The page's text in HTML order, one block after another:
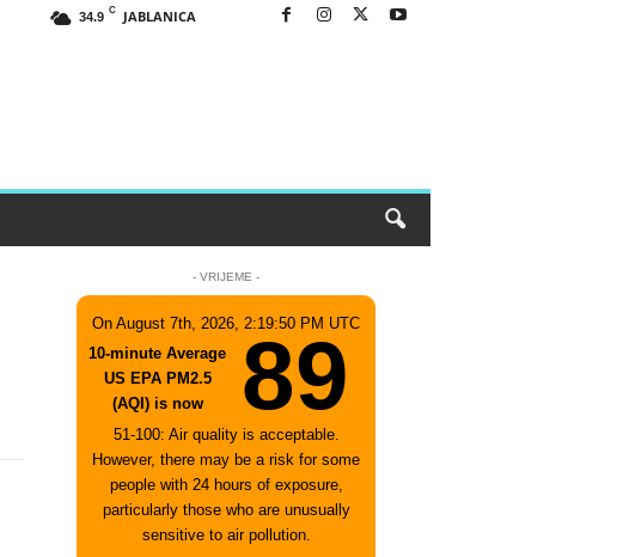
34.9 C JABLANICA
- VRIJEME -
On August 7th, 2026, 2:19:50 PM UTC
10-minute Average
US EPA PM2.5
(AQI) is now
89
51-100: Air quality is acceptable.
However, there may be a risk for some
people with 24 hours of exposure,
particularly those who are unusually
sensitive to air pollution.